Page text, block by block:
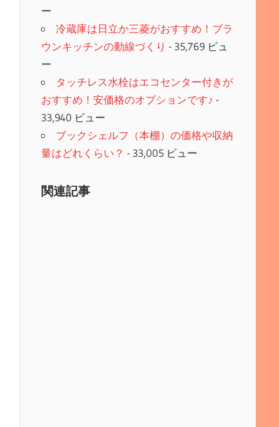
ー
冷蔵庫は日立か三菱がおすすめ！ブラ
ウンキッチンの動線づくり - 35,769 ビュ
ー
タッチレス水栓はエコセンター付きが
おすすめ！安価格のオプションです♪ -
33,940 ビュー
ブックシェルフ（本棚）の価格や収納
量はどれくらい？ - 33,005 ビュー
関連記事